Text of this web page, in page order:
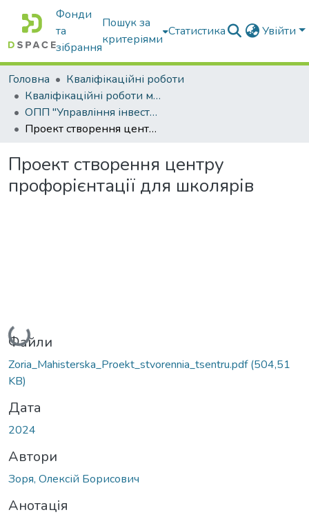
Фонди
та
зібрання
Пошук за
критеріями
Статистика Увійти
Головна
Кваліфікаційні роботи
Кваліфікаційні роботи магістрів
ОПП "Управління інвестиційною діяльністю та міжнародними проектами"
Проект створення центру профорієнтації для школярів
Проект створення центру
профорієнтації для школярів
Вантажиться...
Файли
Zoria_Mahisterska_Proekt_stvorennia_tsentru.pdf(504,51
KB)
Дата
2024
Автори
Зоря, Олексій Борисович
Анотація